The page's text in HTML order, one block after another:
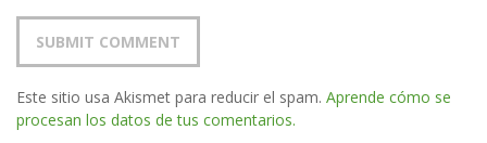
Este sitio usa Akismet para reducir el spam. Aprende cómo se
procesan los datos de tus comentarios.